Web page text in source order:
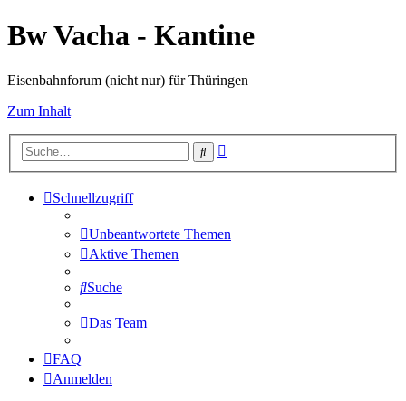
Bw Vacha - Kantine
Eisenbahnforum (nicht nur) für Thüringen
Zum Inhalt
Suche
Schnellzugriff
Unbeantwortete Themen
Aktive Themen
Suche
Das Team
FAQ
Anmelden